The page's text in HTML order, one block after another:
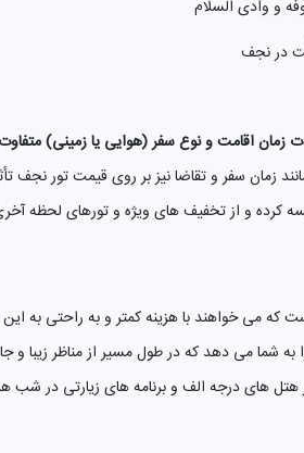
و وادی السلام
در نجف
اقامت و نوع سفر (هوایی یا زمینی)
زمان سفر و تقاضا نیز بر روی قیمت تور
کرده و از تخفیف های ویژه و تورهای لحظه
که می خواهند با هزینه کمتر و به راحتی به
های درجه الف و برنامه های زیارتی در